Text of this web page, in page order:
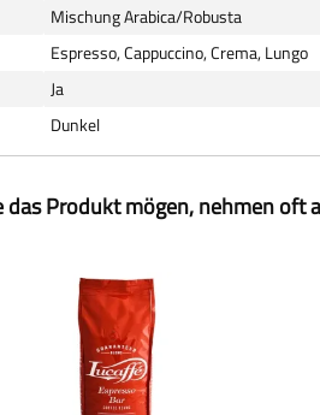
Mischung Arabica/Robusta
Espresso, Cappuccino, Crema, Lungo
Ja
Dunkel
das Produkt mögen, nehmen oft